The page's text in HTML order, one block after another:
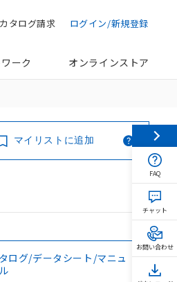
ログイン/新規登録
カタログ請求
ーク オンラインストア
マイリストに追加
ログ/データシート/マニュ
FAQ
チャット
お問い合わせ